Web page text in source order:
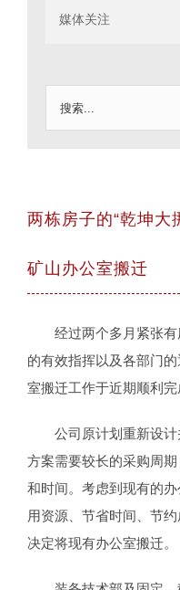
两栋房子的“乾坤
矿山办公室搬迁
经过两个多月紧张
的有效指挥以及各部门
室搬迁工作于近期顺利完
公司原计划重新设
方案需要较长的采购周
和时间。考虑到现有的
用资源、节省时间、节
决定将现有办公室搬迁。
媒体关注